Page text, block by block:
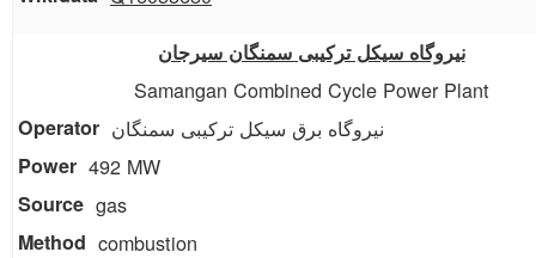
نیروگاه سیکل ترکیبی سمنگان سیرجان
Samangan Combined Cycle Power Plant
نیروگاه برق سیکل ترکیبی سمنگان
492 MW
gas
combustion